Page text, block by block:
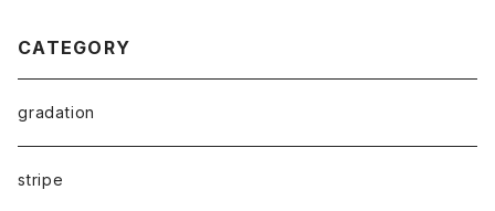
CATEGORY
gradation
stripe